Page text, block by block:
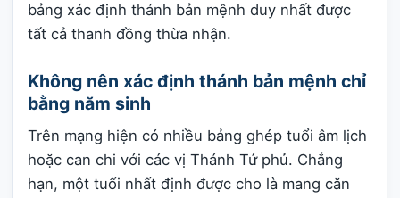
bảng xác định thánh bản mệnh duy nhất được
tất cả thanh đồng thừa nhận.
Không nên xác định thánh bản mệnh chỉ
bằng năm sinh
Trên mạng hiện có nhiều bảng ghép tuổi âm lịch
hoặc can chi với các vị Thánh Tứ phủ. Chẳng
hạn, một tuổi nhất định được cho là mang căn